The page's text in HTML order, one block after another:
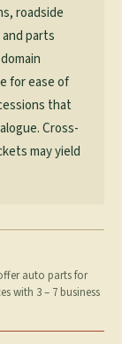
roadside
parts
for ease of
that
Cross-
may yield
auto parts for
with 3 – 7 business